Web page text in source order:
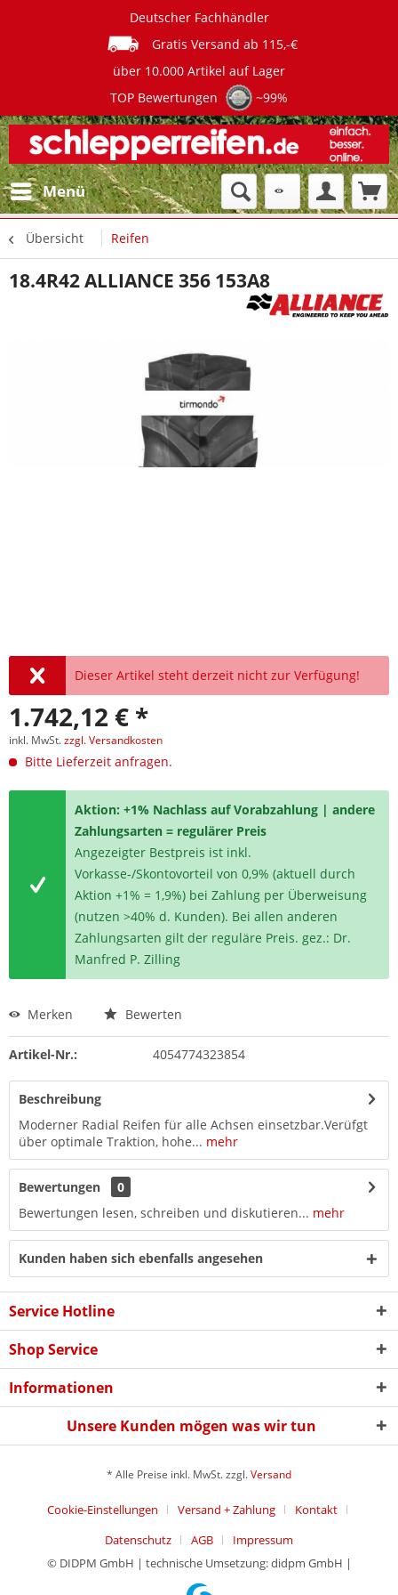
Deutscher Fachhändler
Gratis Versand ab 115,-€
über 10.000 Artikel auf Lager
TOP Bewertungen
~99%
Menü
Übersicht Reifen
18.4R42 ALLIANCE 356 153A8
Dieser Artikel steht derzeit nicht zur Verfügung!
1.742,12 € *
inkl. MwSt.zzgl. Versandkosten
Bitte Lieferzeit anfragen.
Aktion: +1% Nachlass auf Vorabzahlung | andere
Zahlungsarten = regulärer Preis
Angezeigter Bestpreis ist inkl.
Vorkasse-/Skontovorteil von 0,9% (aktuell durch
Aktion +1% = 1,9%) bei Zahlung per Überweisung
(nutzen >40% d. Kunden). Bei allen anderen
Zahlungsarten gilt der reguläre Preis. gez.: Dr.
Manfred P. Zilling
Merken Bewerten
Artikel-Nr.: 4054774323854
Beschreibung
Moderner Radial Reifen für alle Achsen einsetzbar.Verüfgt
über optimale Traktion, hohe... mehr
Bewertungen
0
Bewertungen lesen, schreiben und diskutieren... mehr
Kunden haben sich ebenfalls angesehen
Service Hotline
Shop Service
Informationen
Unsere Kunden mögen was wir tun
* Alle Preise inkl. MwSt. zzgl.Versand
Cookie-Einstellungen Versand + Zahlung
Kontakt
Datenschutz
AGB
Impressum
© DIDPM GmbH | technische Umsetzung: didpm GmbH |